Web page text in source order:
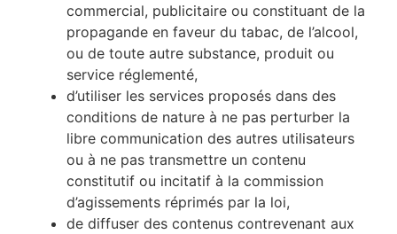
commercial, publicitaire ou constituant de la
propagande en faveur du tabac, de l’alcool,
ou de toute autre substance, produit ou
service réglementé,
d’utiliser les services proposés dans des
conditions de nature à ne pas perturber la
libre communication des autres utilisateurs
ou à ne pas transmettre un contenu
constitutif ou incitatif à la commission
d’agissements réprimés par la loi,
de diffuser des contenus contrevenant aux